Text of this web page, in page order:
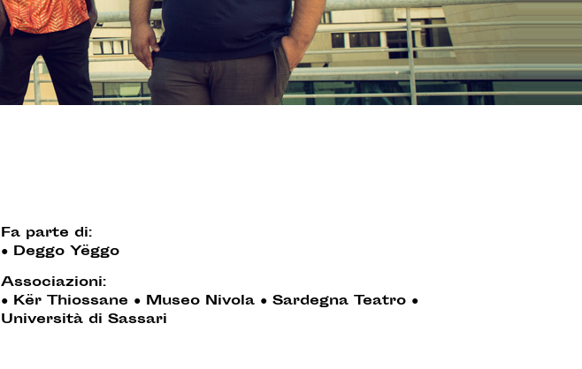
Fa parte di:
● Deggo Yëggo
Associazioni:
● Kër Thiossane ● Museo Nivola ● Sardegna Teatro ●
Università di Sassari